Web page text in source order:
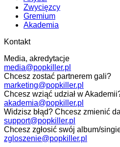
Zwycięzcy
Gremium
Akademia
Kontakt
Media, akredytacje
media@popkiller.pl
Chcesz zostać partnerem gali?
marketing@popkiller.pl
Chcesz wziąć udział w
akademia@popkiller.pl
Widzisz błąd? Chcesz zmienić
support@popkiller.pl
Chcesz zgłosić swój album/
zgloszenie@popkiller.pl